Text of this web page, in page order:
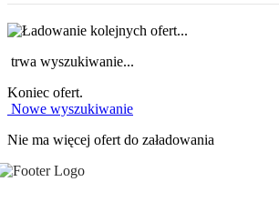
trwa wyszukiwanie...
Koniec ofert.
Nowe wyszukiwanie
Nie ma więcej ofert do załadowania